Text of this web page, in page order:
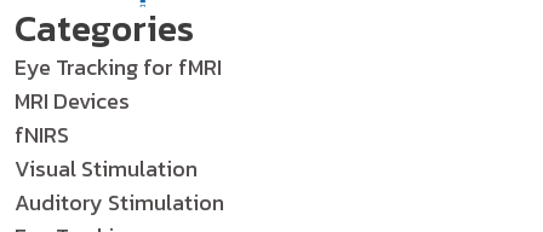
Categories
Eye Tracking for fMRI
MRI Devices
fNIRS
Visual Stimulation
Auditory Stimulation